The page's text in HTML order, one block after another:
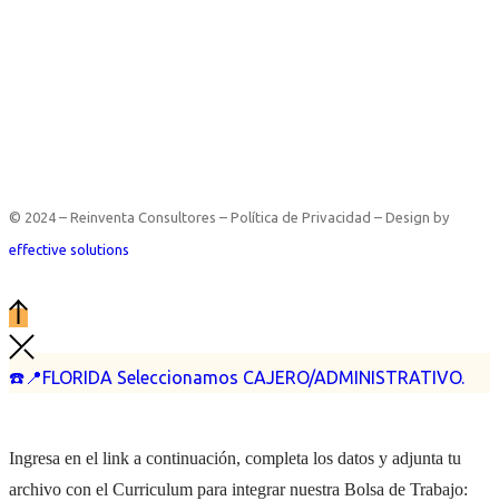
☎️📍FLORIDA Seleccionamos CAJERO/ADMINISTRATIVO.
© 2024 – Reinventa Consultores – Política de Privacidad – Design by
effective solutions
Ingresa en el link a continuación, completa los datos y adjunta tu
archivo con el Curriculum para integrar nuestra Bolsa de Trabajo: